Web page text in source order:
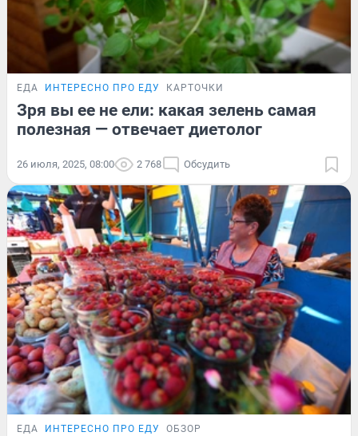
ЕДА ИНТЕРЕСНО ПРО ЕДУ КАРТОЧКИ
Зря вы ее не ели: какая зелень самая
полезная — отвечает диетолог
26 июля, 2025, 08:00 2 768 Обсудить
ЕДА ИНТЕРЕСНО ПРО ЕДУ ОБЗОР